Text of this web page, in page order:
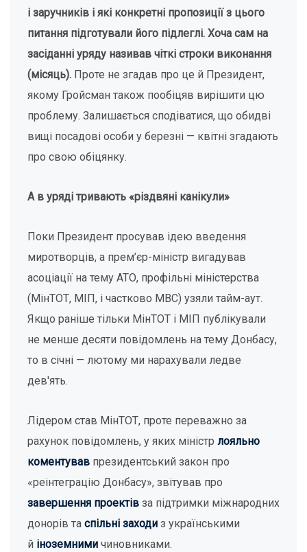
і заручників і які конкретні пропозиції з цього
питання підготували його підлеглі. Хоча сам на
засіданні уряду називав чіткі строки виконання
(місяць). Проте не згадав про це й Президент,
якому Гройсман також пообіцяв вирішити цю
проблему. Залишається сподіватися, що обидві
вищі посадові особи у березні — квітні згадають
про свою обіцянку.
А в уряді тривають «різдвяні канікули»
Поки Президент просував ідею введення
миротворців, а прем’єр-міністр вигадував
асоціації на тему АТО, профільні міністерства
(МінТОТ, МІП, і частково МВС) узяли тайм-аут.
Якщо раніше тільки МінТОТ і МІП публікували
не менше десяти повідомлень на тему Донбасу,
то в січні — лютому ми нарахували ледве
дев'ять.
Лідером став МінТОТ, проте переважно за
рахунок повідомлень, у яких міністр лояльно
коментував президентський закон про
«реінтеграцію Донбасу», звітував про
завершення проектів за підтримки міжнародних
донорів та спільні заходи з українськими
й іноземними чиновниками.